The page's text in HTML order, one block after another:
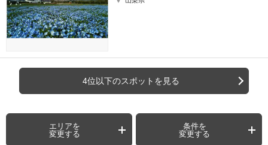
4位以下のスポットを見る
エリアを
変更する
条件を
変更する